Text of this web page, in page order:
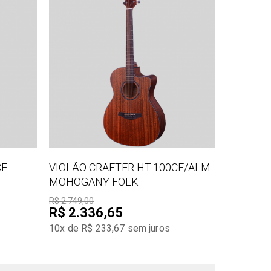
VIOLÃO CRAFTER HT-100CE/ALM
MOHOGANY FOLK
R$ 2.749,00
R$ 2.336,65
10x de R$ 233,67 sem juros